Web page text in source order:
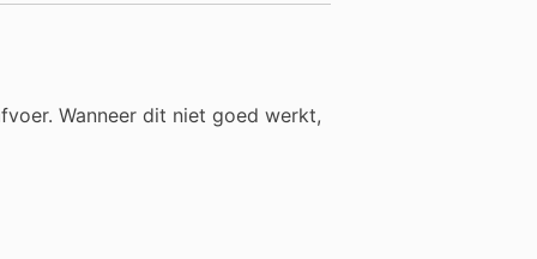
Wanneer dit niet goed werkt,